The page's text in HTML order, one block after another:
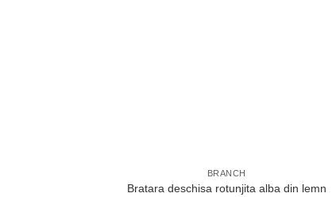
BRANCH
Bratara deschisa rotunjita alba din lemn